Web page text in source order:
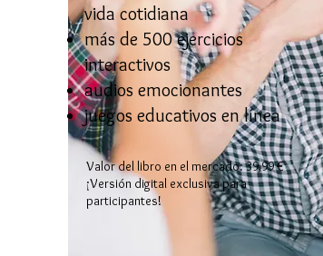
vida cotidiana
más de 500 ejercicios
interactivos
audios emocionantes
juegos educativos en línea
Valor del libro en el mercado: 39,99 €
¡Versión digital exclusiva para
participantes!